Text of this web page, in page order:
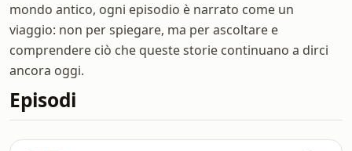
mondo antico, ogni episodio è narrato come un
viaggio: non per spiegare, ma per ascoltare e
comprendere ciò che queste storie continuano a dirci
ancora oggi.
Episodi